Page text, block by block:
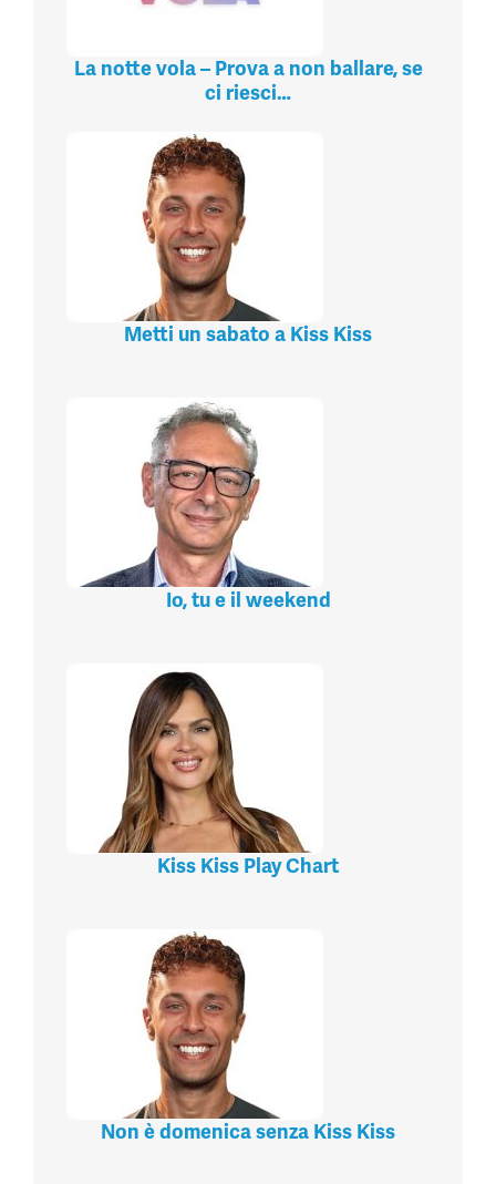
La notte vola – Prova a non ballare, se
ci riesci…
Metti un sabato a Kiss Kiss
Io, tu e il weekend
Kiss Kiss Play Chart
Non è domenica senza Kiss Kiss